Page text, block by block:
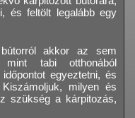
és feltölt legalább egy
akkor az sem
tabi otthonából
egyeztetni, és
milyen és
szükség a kárpitozás,